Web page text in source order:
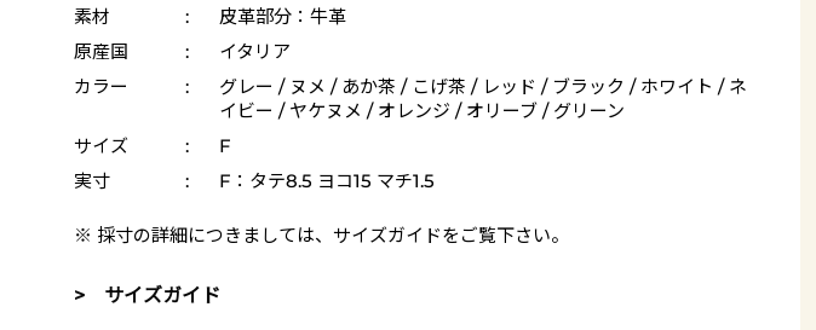
素材
:
皮革部分：牛革
原産国
:
イタリア
カラー
:
グレー / ヌメ / あか茶 / こげ茶 / レッド / ブラック / ホワイト / ネ
イビー / ヤケヌメ / オレンジ / オリーブ / グリーン
サイズ
:
F
実寸
: F：タテ8.5 ヨコ15 マチ1.5
※ 採寸の詳細につきましては、 サイズガイドをご覧下さい。
> サイズガイド